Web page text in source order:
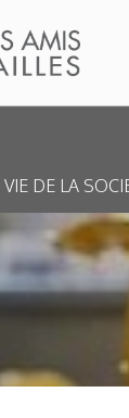
VIE DE LA